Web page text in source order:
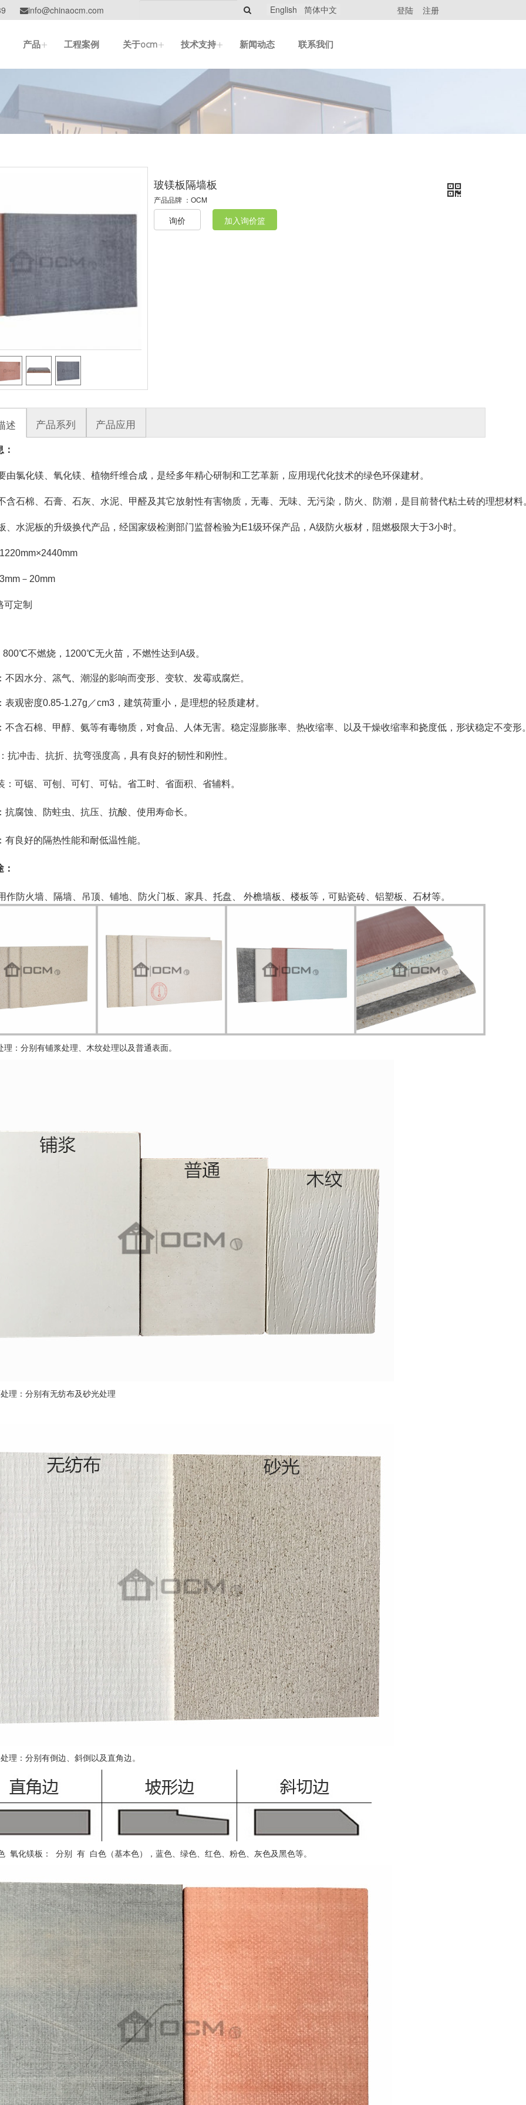
info@chinaocm.com English 简体中文 登陆 注册
产品+ 工程案例 关于ocm+ 技术支持+ 新闻动态 联系我们
玻镁板隔墙板
产品品牌 ： OCM
询价 加入询价篮
述 产品系列 产品应用
由氯化镁、氧化镁、植物纤维合成，是经多年精心研制和工艺革新，应用现代化技术的绿色环保建材。
含石棉、石膏、石灰、水泥、甲醛及其它放射性有害物质，无毒、无味、无污染，防火、防潮，是目前替代粘土砖的理想材料
、水泥板的升级换代产品，经国家级检测部门监督检验为E1级环保产品，A级防火板材，阻燃极限大于3小时。
1220mm×2440mm
－20mm
可定制
800℃不燃烧，1200℃无火苗，不燃性达到A级。
不因水分、篜气、潮湿的影响而变形、变软、发霉或腐烂。
表观密度0.85-1.27g／cm3，建筑荷重小，是理想的轻质建材。
不含石棉、甲醇、氨等有毒物质，对食品、人体无害。稳定湿膨胀率、热收缩率、以及干燥收缩率和挠度低，形状稳定不变形
冲击、抗折、抗弯强度高，具有良好的韧性和刚性。
可锯、可刨、可钉、可钻。省工时、省面积、省辅料。
腐蚀、防蛀虫、抗压、抗酸、使用寿命长。
良好的隔热性能和耐低温性能。
作防火墙、隔墙、吊顶、铺地、防火门板、家具、托盘、 外檐墙板、楼板等，可贴瓷砖、铝塑板、石材等。
理：分别有铺浆处理、木纹处理以及普通表面。
理：分别有无纺布及砂光处理
理：分别有倒边、斜倒以及直角边。
氧化镁板： 分别 有 白色（基本色），蓝色、绿色、红色、粉色、灰色及黑色等。